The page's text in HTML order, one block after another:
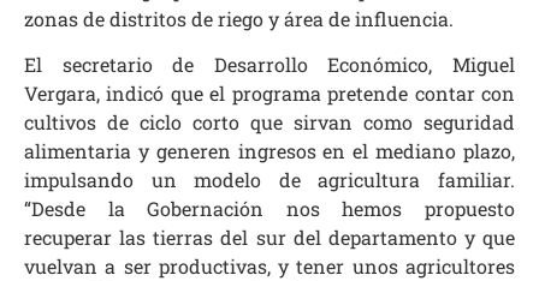
zonas de distritos de riego y área de influencia.
El secretario de Desarrollo Económico, Miguel
Vergara, indicó que el programa pretende contar con
cultivos de ciclo corto que sirvan como seguridad
alimentaria y generen ingresos en el mediano plazo,
impulsando un modelo de agricultura familiar.
“Desde la Gobernación nos hemos propuesto
recuperar las tierras del sur del departamento y que
vuelvan a ser productivas, y tener unos agricultores